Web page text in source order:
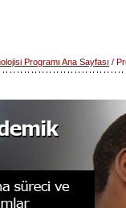
Programı Ana Sayfası /